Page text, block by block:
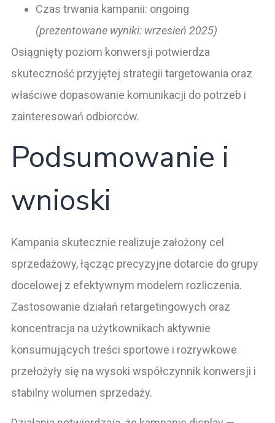
Czas trwania kampanii: ongoing
(prezentowane wyniki: wrzesień 2025)
Osiągnięty poziom konwersji potwierdza
skuteczność przyjętej strategii targetowania oraz
właściwe dopasowanie komunikacji do potrzeb i
zainteresowań odbiorców.
Podsumowanie i
wnioski
Kampania skutecznie realizuje założony cel
sprzedażowy, łącząc precyzyjne dotarcie do grupy
docelowej z efektywnym modelem rozliczenia.
Zastosowanie działań retargetingowych oraz
koncentracja na użytkownikach aktywnie
konsumujących treści sportowe i rozrywkowe
przełożyły się na wysoki współczynnik konwersji i
stabilny wolumen sprzedaży.